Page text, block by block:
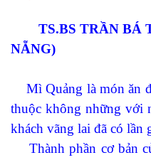
TS.BS TRẦN BÁ
NẴNG)
Mì Quảng là món ăn
thuộc không những với
khách vãng lai đã có lần
Thành phần cơ bản